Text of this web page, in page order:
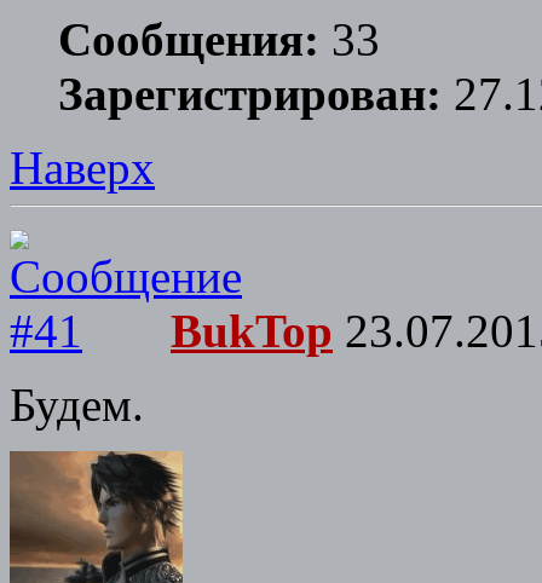
Сообщения: 33
Зарегистрирован:
Наверх
BukTop
Будем.